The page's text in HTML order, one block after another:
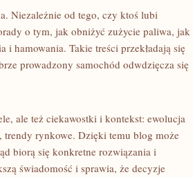
Niezależnie od tego, czy ktoś lubi
o tym, jak obniżyć zużycie paliwa, jak
i hamowania. Takie treści przekładają się
prowadzony samochód odwdzięcza się
ale też ciekawostki i kontekst: ewolucja
rynkowe. Dzięki temu blog może
biorą się konkretne rozwiązania i
świadomość i sprawia, że decyzje